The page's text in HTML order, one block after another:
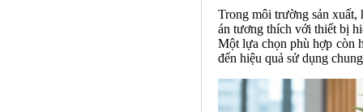
Trong môi trường sản xuất,
án tương thích với thiết bị
Một lựa chọn phù hợp còn
đến hiệu quả sử dụng